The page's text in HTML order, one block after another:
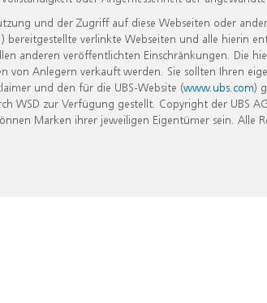
und der Zugriff auf diese Webseiten oder
verlinkte Webseiten und alle hierin
anderen veröffentlichten Einschränkungen. Die
Anlegern verkauft werden. Sie sollten Ihren
und den für die UBS-Website (www.ubs.com)
zur Verfügung gestellt. Copyright der UBS
Marken ihrer jeweiligen Eigentümer sein. Alle